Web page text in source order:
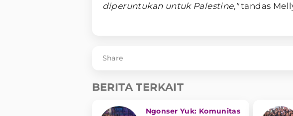
diperuntukan untuk Palestine,"tandas
Share
BERITA TERKAIT
Ngonser Yuk: Komunitas